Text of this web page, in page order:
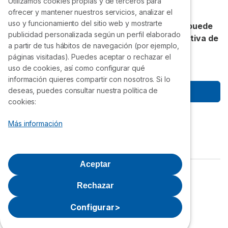
de sus clientes.
¡Gracias!
Accede a precios exclusivos que nadie más puede
ofrecerte. Únete gratis a la VII Compra Colectiva de
Selectra.
Empezar a ahorrar
Política de privacidad
Política de cookies Quiénes Somos
ofrecer y mantener nuestros servicios, analizar el
uso y funcionamiento del sitio web y mostrarte
publicidad personalizada según un perfil elaborado
a partir de tus hábitos de navegación (por ejemplo,
páginas visitadas). Puedes aceptar o rechazar el
uso de cookies, así como configurar qué
información quieres compartir con nosotros. Si lo
deseas, puedes consultar nuestra política de
cookies:
Más información
Configurar>
Rechazar
Aceptar